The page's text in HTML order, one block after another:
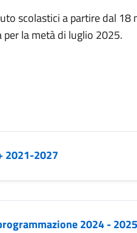
scolastici a partire dal
la metà di luglio 2025.
2021-2027
2024 - 2025